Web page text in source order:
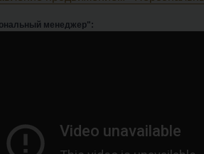
менеджер":